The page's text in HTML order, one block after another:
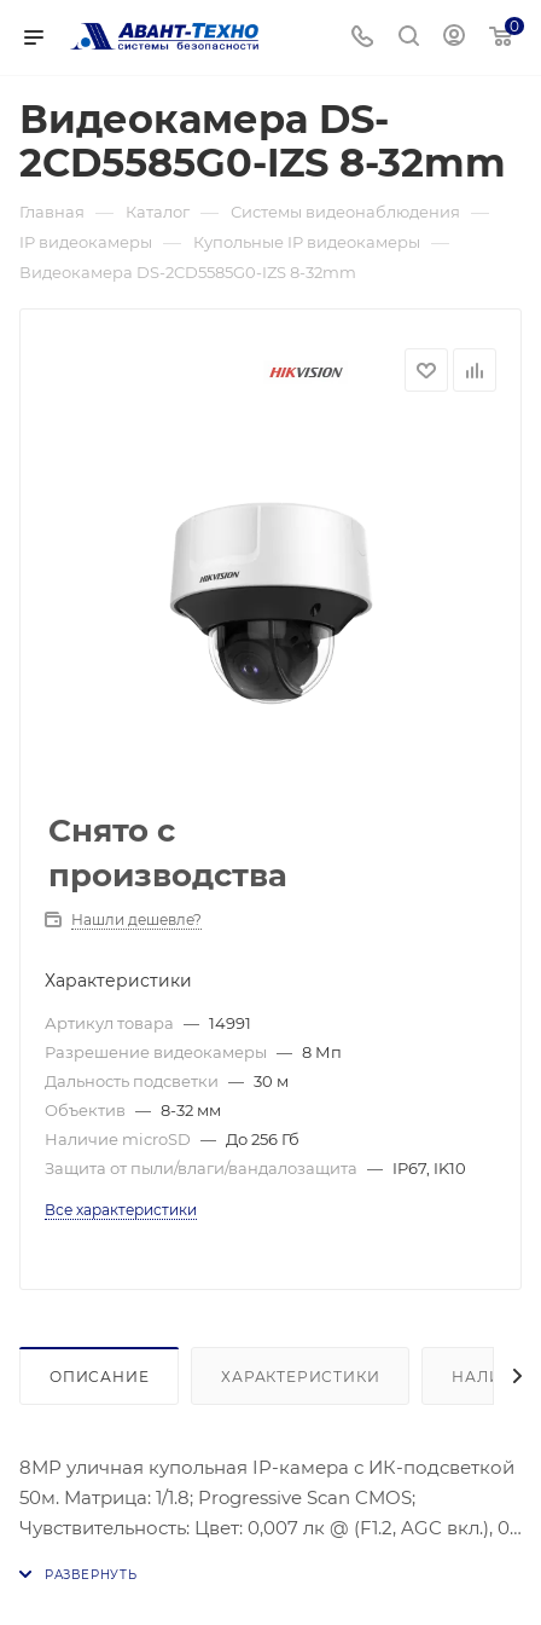
0
Видеокамера DS-
2CD5585G0-IZS 8-32mm
Главная — Каталог — Системы видеонаблюдения —
IP видеокамеры — Купольные IP видеокамеры —
Видеокамера DS-2CD5585G0-IZS 8-32mm
Снято с
производства
Нашли дешевле?
Характеристики
Артикул товара — 14991
Разрешение видеокамеры — 8 Мп
Дальность подсветки — 30 м
Объектив — 8-32 мм
Наличие microSD — До 256 Гб
Защита от пыли/влаги/вандалозащита — IP67, IK10
Все характеристики
ОПИСАНИЕ ХАРАКТЕРИСТИКИ НАЛИЧИЕ
8МР уличная купольная IP-камера с ИК-подсветкой
50м. Матрица: 1/1.8; Progressive Scan CMOS;
Чувствительность: Цвет: 0,007 лк @ (F1.2, AGC вкл.), 0